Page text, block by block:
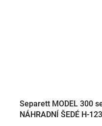
Separett MODEL 300
NÁHRADNÍ ŠEDÉ H-